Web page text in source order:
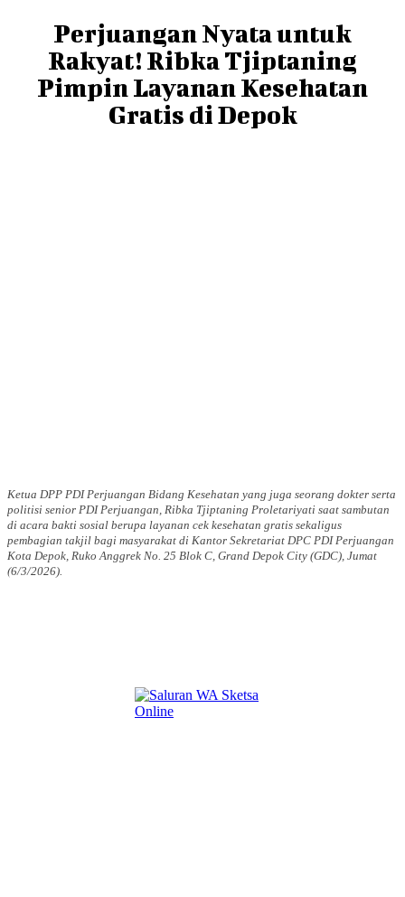
Perjuangan Nyata untuk
Rakyat! Ribka Tjiptaning
Pimpin Layanan Kesehatan
Gratis di Depok
Ketua DPP PDI Perjuangan Bidang Kesehatan yang juga seorang dokter serta
politisi senior PDI Perjuangan, Ribka Tjiptaning Proletariyati saat sambutan
di acara bakti sosial berupa layanan cek kesehatan gratis sekaligus
pembagian takjil bagi masyarakat di Kantor Sekretariat DPC PDI Perjuangan
Kota Depok, Ruko Anggrek No. 25 Blok C, Grand Depok City (GDC), Jumat
(6/3/2026).